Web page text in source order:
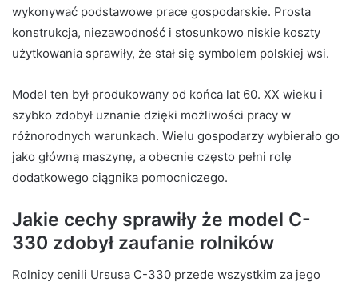
wykonywać podstawowe prace gospodarskie. Prosta
konstrukcja, niezawodność i stosunkowo niskie koszty
użytkowania sprawiły, że stał się symbolem polskiej wsi.
Model ten był produkowany od końca lat 60. XX wieku i
szybko zdobył uznanie dzięki możliwości pracy w
różnorodnych warunkach. Wielu gospodarzy wybierało go
jako główną maszynę, a obecnie często pełni rolę
dodatkowego ciągnika pomocniczego.
Jakie cechy sprawiły że model C-
330 zdobył zaufanie rolników
Rolnicy cenili Ursusa C-330 przede wszystkim za jego